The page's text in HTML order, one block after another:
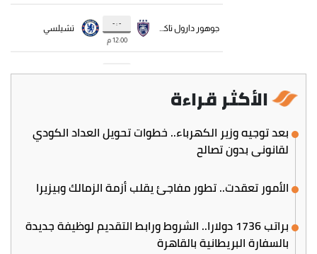
الأكثر قراءة
بعد توجيه وزير الكهرباء.. خطوات تحويل العداد الكودي
لقانوني بدون تصالح
الأمور تعقدت.. تطور مفاجئ يقلب أزمة الزمالك وبيزيرا
براتب 1736 دولارا.. الشروط ورابط التقديم لوظيفة جديدة
بالسفارة البريطانية بالقاهرة